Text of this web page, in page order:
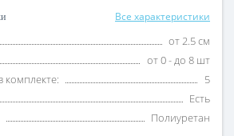
Все характеристики
от 2.5 см
от 0 - до 8 шт
комплекте:
5
Есть
Полиуретан